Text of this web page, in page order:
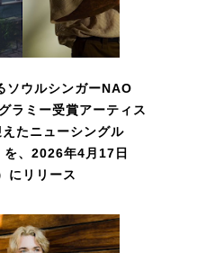
ソウルシンガーNAO
ラミー受賞アーティス
たニューシングル
を、2026年4月17日
にリリース